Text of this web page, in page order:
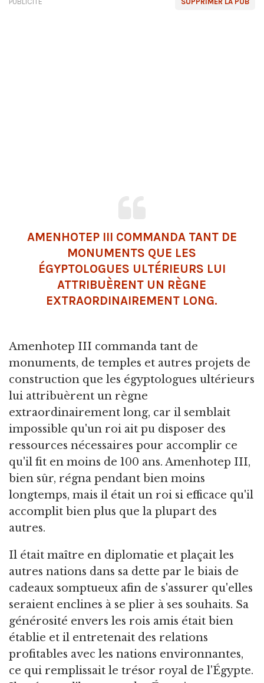
AMENHOTEP III COMMANDA TANT DE
MONUMENTS QUE LES
ÉGYPTOLOGUES ULTÉRIEURS LUI
ATTRIBUÈRENT UN RÈGNE
EXTRAORDINAIREMENT LONG.
Amenhotep III commanda tant de
monuments, de temples et autres projets de
construction que les égyptologues ultérieurs
lui attribuèrent un règne
extraordinairement long, car il semblait
impossible qu'un roi ait pu disposer des
ressources nécessaires pour accomplir ce
qu'il fit en moins de 100 ans. Amenhotep III,
bien sûr, régna pendant bien moins
longtemps, mais il était un roi si efficace qu'il
accomplit bien plus que la plupart des
autres.
Il était maître en diplomatie et plaçait les
autres nations dans sa dette par le biais de
cadeaux somptueux afin de s'assurer qu'elles
seraient enclines à se plier à ses souhaits. Sa
générosité envers les rois amis était bien
établie et il entretenait des relations
profitables avec les nations environnantes,
ce qui remplissait le trésor royal de l'Égypte.